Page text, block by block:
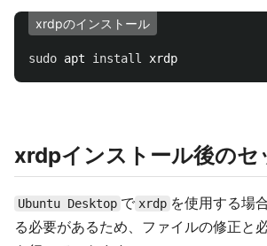
xrdpのインストール
sudo apt install
xrdpインストール後のセ
Ubuntu Desktop で xrdp を使用する場
る必要があるため、ファイルの修正と